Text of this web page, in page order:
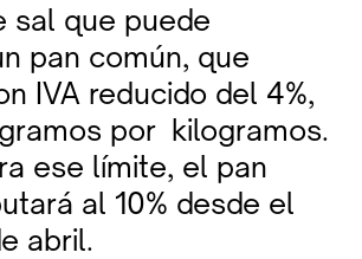
sal que puede
pan común, que
IVA reducido del 4%,
por kilogramos.
ese límite, el pan
al 10% desde el
abril.